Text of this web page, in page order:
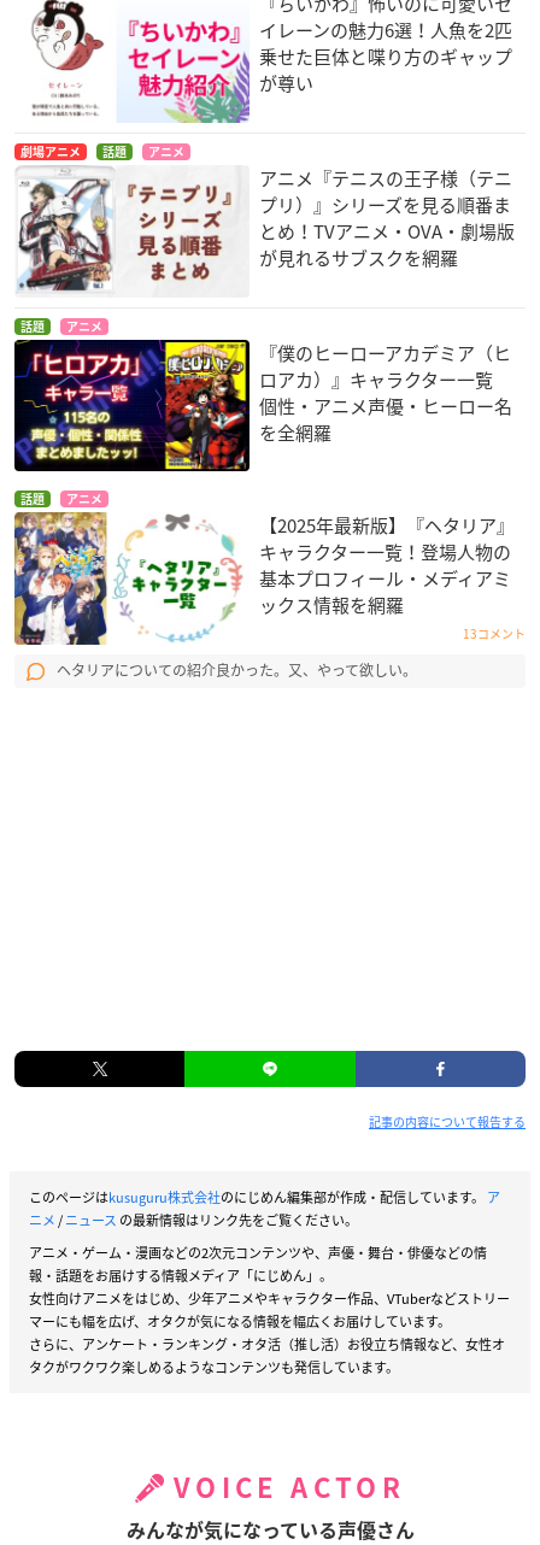
イレーンの魅力6選！人魚を2匹
乗せた巨体と喋り方のギャップ
が尊い
劇場アニメ 話題 アニメ
アニメ『テニスの王子様（テニ
プリ）』シリーズを見る順番ま
とめ！TVアニメ・OVA・劇場版
が見れるサブスクを網羅
話題 アニメ
『僕のヒーローアカデミア（ヒ
ロアカ）』キャラクター一覧
個性・アニメ声優・ヒーロー名
を全網羅
話題 アニメ
【2025年最新版】『ヘタリア』
キャラクター一覧！登場人物の
基本プロフィール・メディアミ
ックス情報を網羅
13コメント
ヘタリアについての紹介良かった。又、やって欲しい。
記事の内容について報告する
このページはkusuguru株式会社のにじめん編集部が作成・配信しています。 ア
ニメ/ニュース の最新情報はリンク先をご覧ください。
アニメ・ゲーム・漫画などの2次元コンテンツや、声優・舞台・俳優などの情
報・話題をお届けする情報メディア「にじめん」。
女性向けアニメをはじめ、少年アニメやキャラクター作品、VTuberなどストリー
マーにも幅を広げ、オタクが気になる情報を幅広くお届けしています。
さらに、アンケート・ランキング・オタ活（推し活）お役立ち情報など、女性オ
タクがワクワク楽しめるようなコンテンツも発信しています。
VOICE ACTOR
みんなが気になっている声優さん